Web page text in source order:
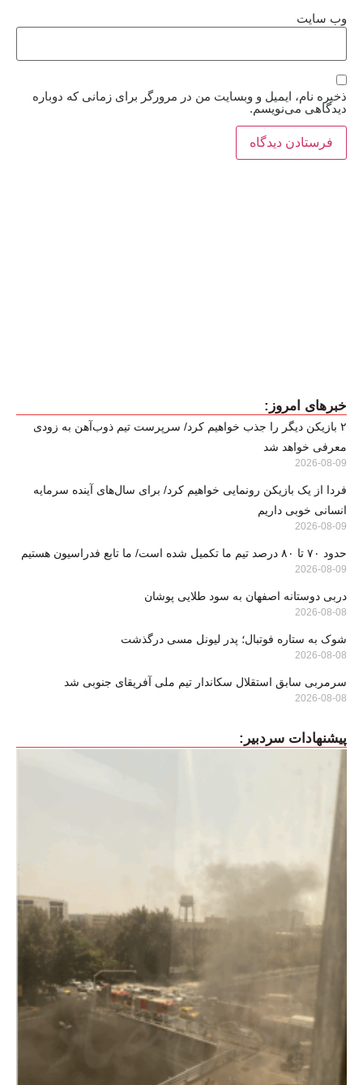
وب‌ سایت
ذخیره نام، ایمیل و وبسایت من در مرورگر برای زمانی که دوباره
دیدگاهی می‌نویسم.
خبرهای امروز:
۲ بازیکن دیگر را جذب خواهیم کرد/ سرپرست تیم ذوب‌آهن به زودی
معرفی خواهد شد
2026-08-09
فردا از یک بازیکن رونمایی خواهیم کرد/ برای سال‌های آینده سرمایه
انسانی خوبی داریم
2026-08-09
حدود ۷۰ تا ۸۰ درصد تیم ما تکمیل شده است/ ما تابع فدراسیون هستیم
2026-08-09
دربی دوستانه اصفهان به سود طلایی پوشان
2026-08-08
شوک به ستاره فوتبال؛ پدر لیونل مسی درگذشت
2026-08-08
سرمربی سابق استقلال سکاندار تیم ملی آفریقای جنوبی شد
2026-08-08
پیشنهادات سردبیر: